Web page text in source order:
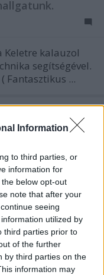
Information
to third parties, or
information for
below opt-out
note that after your
seeing
utilized by
third parties prior to
of the further
by third parties on the
information may
Keletre kalauzol
segítségével.
Fantasztikus ...